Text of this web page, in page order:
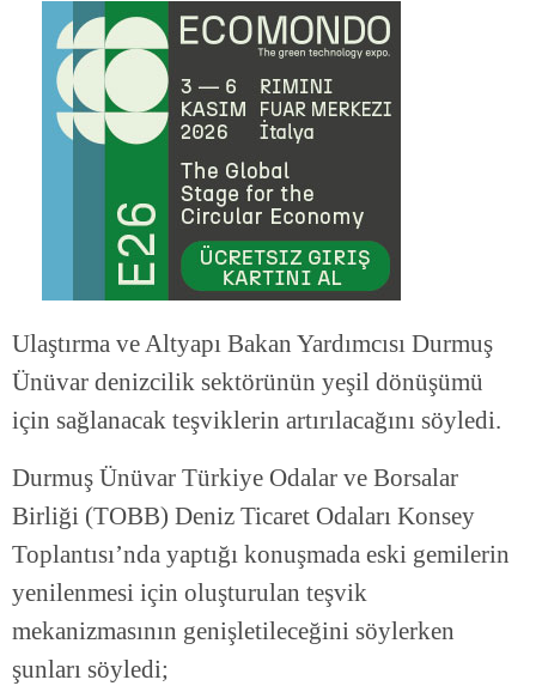
Ulaştırma ve Altyapı Bakan Yardımcısı Durmuş
Ünüvar denizcilik sektörünün yeşil dönüşümü
için sağlanacak teşviklerin artırılacağını söyledi.
Durmuş Ünüvar Türkiye Odalar ve Borsalar
Birliği (TOBB) Deniz Ticaret Odaları Konsey
Toplantısı’nda yaptığı konuşmada eski gemilerin
yenilenmesi için oluşturulan teşvik
mekanizmasının genişletileceğini söylerken
şunları söyledi;